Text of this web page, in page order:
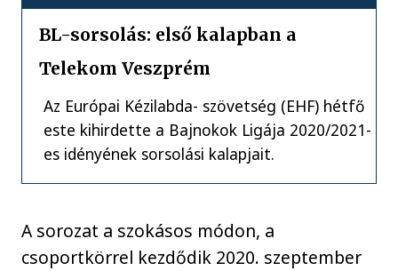
BL-sorsolás: első kalapban a
Telekom Veszprém
Az Európai Kézilabda- szövetség (EHF) hétfő
este kihirdette a Bajnokok Ligája 2020/2021-
es idényének sorsolási kalapjait.
A sorozat a szokásos módon, a
csoportkörrel kezdődik 2020. szeptember